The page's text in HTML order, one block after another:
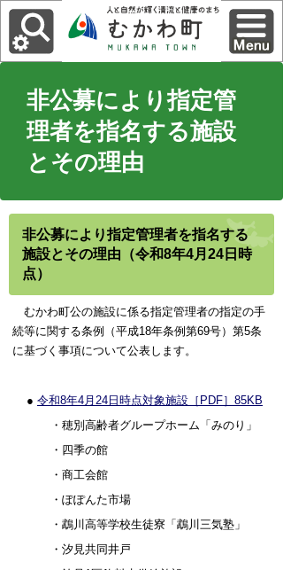
非公募により指定管
理者を指名する施設
とその理由
非公募により指定管理者を指名する
施設とその理由（令和8年4月24日時
点）
むかわ町公の施設に係る指定管理者の指定の手
続等に関する条例（平成18年条例第69号）第5条
に基づく事項について公表します。
● 令和8年4月24日時点対象施設［PDF］85KB
・穂別高齢者グループホーム「みのり」
・四季の館
・商工会館
・ぽぽんた市場
・鵡川高等学校生徒寮「鵡川三気塾」
・汐見共同井戸